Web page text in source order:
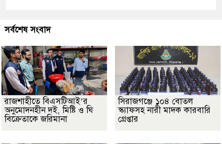
সর্বশেষ সংবাদ
রাজশাহীতে বিএসটিআই’র
অনুমোদনহীন দই, মিষ্টি ও ঘি
বিক্রেতাকে জরিমানা
সিরাজগঞ্জে ১০৪ বোতল
স্ক্যাফসহ নারী মাদক কারবারি
গ্রেপ্তার